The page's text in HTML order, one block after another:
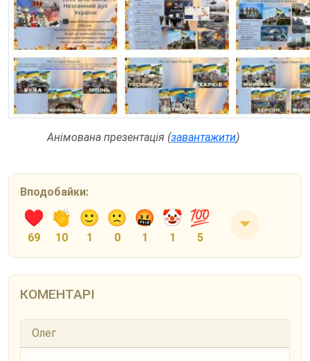
Анімована презентація (завантажити)
Вподобайки:
69 10 1 0 1 1 5
КОМЕНТАРІ
Олег